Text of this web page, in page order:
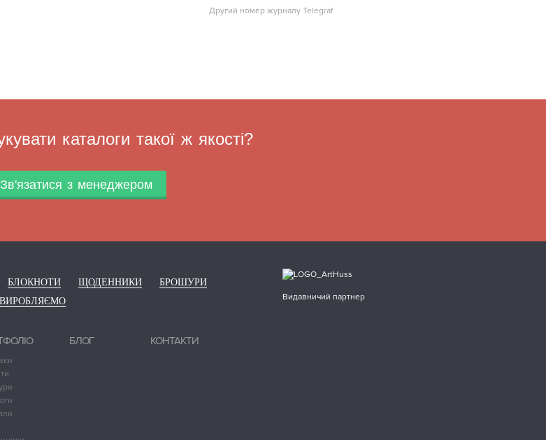
Другий номер журналу Telegraf
каталоги такої ж якості?
Зв'язатися з менеджером
БЛОКНОТИ ЩОДЕННИКИ
БРОШУРИ
БЛОГ КОНТАКТИ
Видавничий партнер